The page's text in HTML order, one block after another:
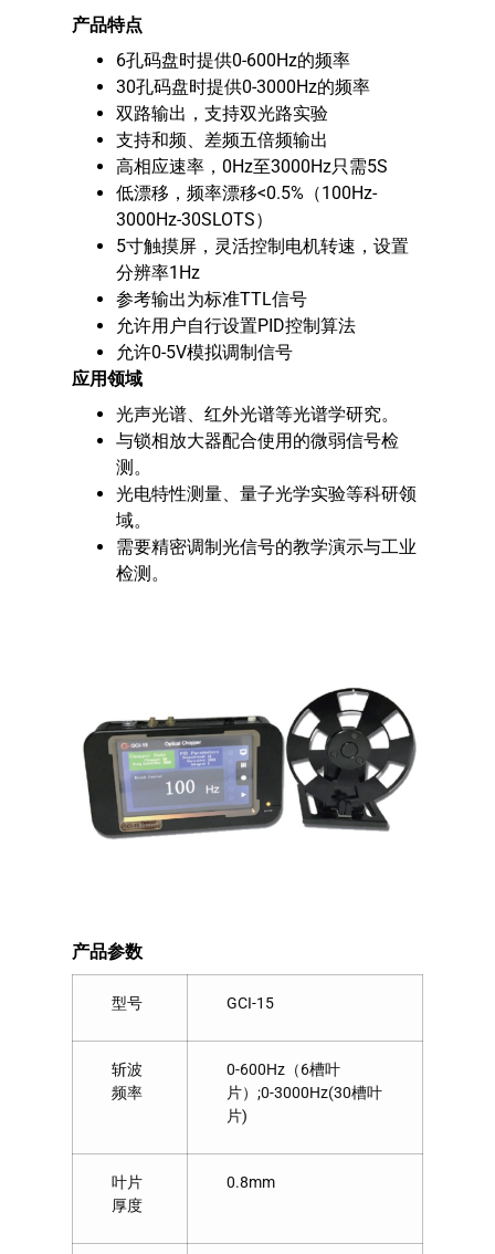
产品特点
6孔码盘时提供0-600Hz的频率
30孔码盘时提供0-3000Hz的频率
双路输出，支持双光路实验
支持和频、差频五倍频输出
高相应速率，0Hz至3000Hz只需5S
低漂移，频率漂移<0.5%（100Hz-
3000Hz-30SLOTS）
5寸触摸屏，灵活控制电机转速，设置
分辨率1Hz
参考输出为标准TTL信号
允许用户自行设置PID控制算法
允许0-5V模拟调制信号
应用领域
光声光谱、红外光谱等光谱学研究。
与锁相放大器配合使用的微弱信号检
测。
光电特性测量、量子光学实验等科研领
域。
需要精密调制光信号的教学演示与工业
检测。
产品参数
型号 GCI-15
斩波
频率
0-600Hz（6槽叶
片）;0-3000Hz(30槽叶
片)
叶片
厚度
0.8mm